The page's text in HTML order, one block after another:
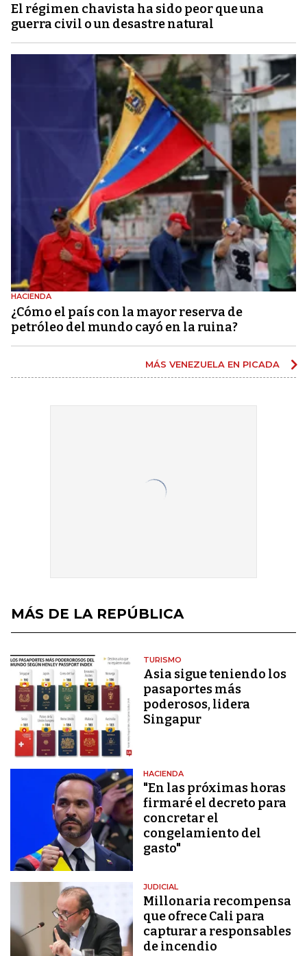
El régimen chavista ha sido peor que una
guerra civil o un desastre natural
HACIENDA
¿Cómo el país con la mayor reserva de
petróleo del mundo cayó en la ruina?
MÁS VENEZUELA EN PICADA
MÁS DE LA REPÚBLICA
TURISMO
Asia sigue teniendo los
pasaportes más
poderosos, lidera
Singapur
HACIENDA
"En las próximas horas
firmaré el decreto para
concretar el
congelamiento del
gasto"
JUDICIAL
Millonaria recompensa
que ofrece Cali para
capturar a responsables
de incendio